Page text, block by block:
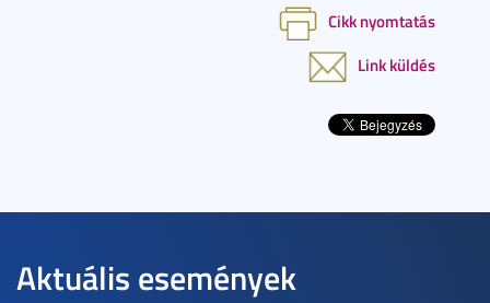
Cikk nyomtatás
Link küldés
Aktuális események